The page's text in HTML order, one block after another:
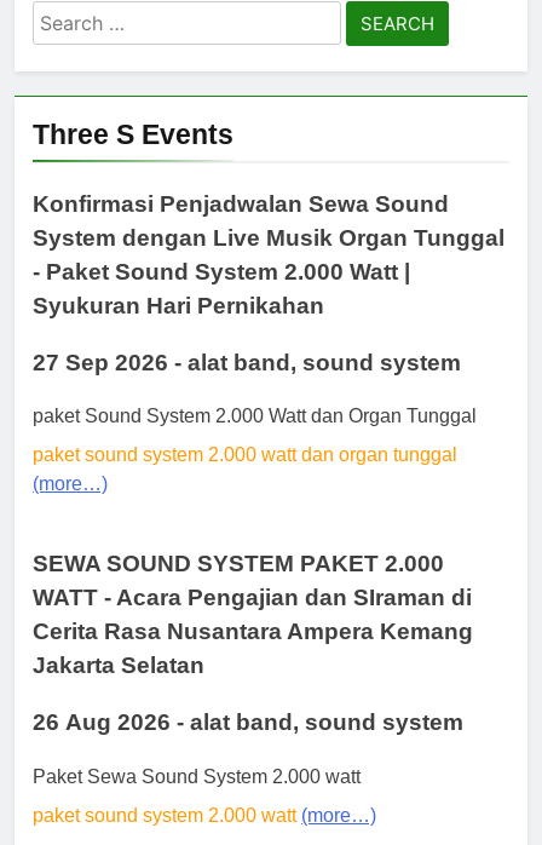
Search
for:
Three S Events
Konfirmasi Penjadwalan Sewa Sound
System dengan Live Musik Organ Tunggal
- Paket Sound System 2.000 Watt |
Syukuran Hari Pernikahan
27 Sep 2026 - alat band, sound system
paket Sound System 2.000 Watt dan Organ Tunggal
paket sound system 2.000 watt dan organ tunggal
(more…)
SEWA SOUND SYSTEM PAKET 2.000
WATT - Acara Pengajian dan SIraman di
Cerita Rasa Nusantara Ampera Kemang
Jakarta Selatan
26 Aug 2026 - alat band, sound system
Paket Sewa Sound System 2.000 watt
paket sound system 2.000 watt (more…)